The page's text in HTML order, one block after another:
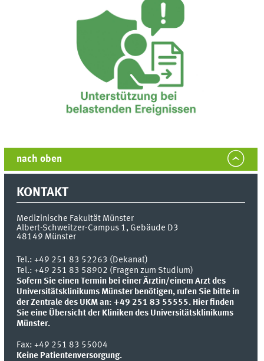
nach oben
KONTAKT
Medizinische Fakultät Münster
Albert-Schweitzer-Campus 1, Gebäude D3
48149 Münster
Tel.:+49 251 83 52263 (Dekanat)
Tel.: +49 251 83 58902 (Fragen zum Studium)
Sofern Sie einen Termin bei einer Ärztin/einem Arzt des
Universitätsklinikums Münster benötigen, rufen Sie bitte in
der Zentrale des UKM an: +49 251 83 55555. Hier finden
Sie eine Übersicht der Kliniken des Universitätsklinikums
Münster.
Fax:+49 251 83 55004
Keine Patientenversorgung.